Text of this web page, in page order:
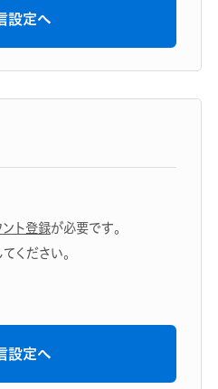
設定へ
ント登録が必要です。
てください。
設定へ